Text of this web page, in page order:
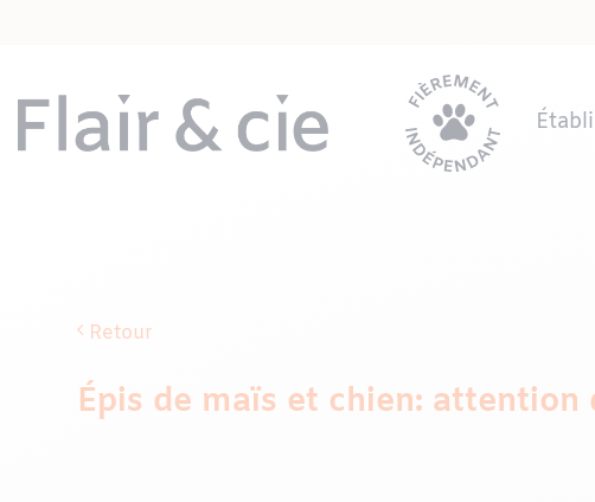
Retour
Épis de maïs et chien: attention